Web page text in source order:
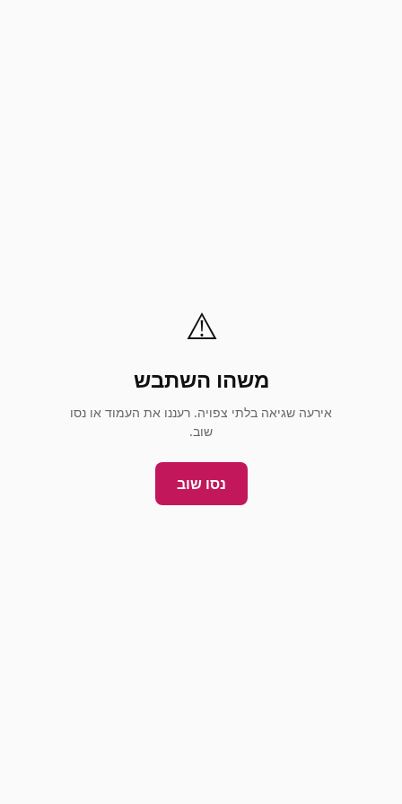
⚠️
משהו השתבש
אירעה שגיאה בלתי צפויה. רעננו את העמוד או נסו
שוב.
נסו שוב